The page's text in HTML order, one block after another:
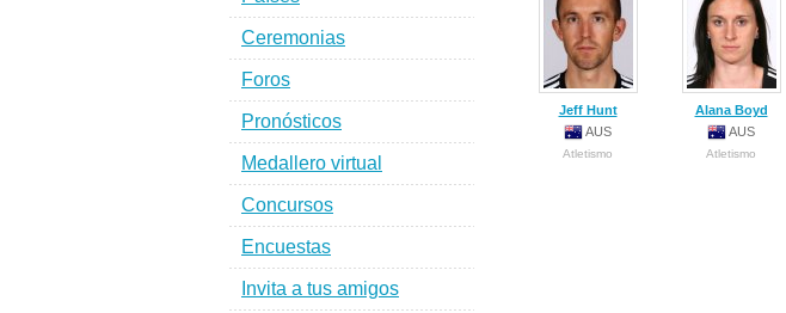
Jeff Hunt
AUS
Atletismo
Alana Boyd
AUS
Atletismo
Ceremonias
Foros
Pronósticos
Medallero virtual
Concursos
Encuestas
Invita a tus amigos